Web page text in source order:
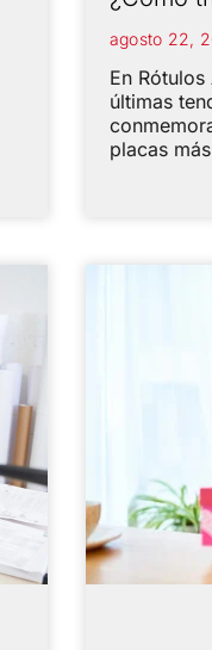
agosto 22,
En
últimas
placas